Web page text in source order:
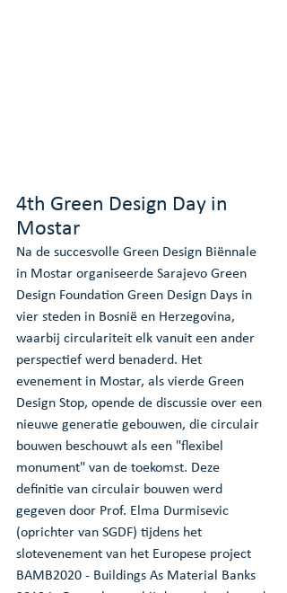
4th Green Design Day in
Mostar
Na de succesvolle Green Design Biënnale
in Mostar organiseerde Sarajevo Green
Design Foundation Green Design Days in
vier steden in Bosnië en Herzegovina,
waarbij circulariteit elk vanuit een ander
perspectief werd benaderd. Het
evenement in Mostar, als vierde Green
Design Stop, opende de discussie over een
nieuwe generatie gebouwen, die circulair
bouwen beschouwt als een "flexibel
monument" van de toekomst. Deze
definitie van circulair bouwen werd
gegeven door Prof. Elma Durmisevic
(oprichter van SGDF) tijdens het
slotevenement van het Europese project
BAMB2020 - Buildings As Material Banks